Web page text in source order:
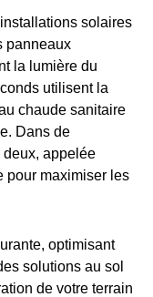
solaires
panneaux
la lumière du
utilisent la
chaude sanitaire
Dans de
deux, appelée
pour maximiser les
optimisant
solutions au sol
de votre terrain